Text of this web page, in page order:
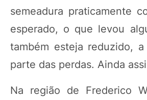
semeadura praticamente
esperado, o que levou
também esteja reduzido,
parte das perdas. Ainda
Na região de Frederico